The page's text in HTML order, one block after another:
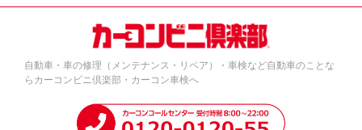
自動車・車の修理（メンテナンス・リペア）・車検など自動車のことな
らカーコンビニ倶楽部・カーコン車検へ